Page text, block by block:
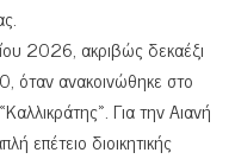
2026, ακριβώς δεκαέξι
όταν ανακοινώθηκε στο
Για την Αιανή
επέτειο διοικητικής